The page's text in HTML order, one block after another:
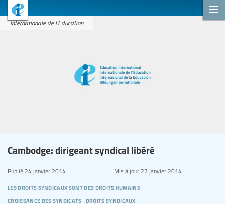
Internationale de l'Education
Cambodge: dirigeant syndical libéré
les droits syndicaux sont des droits humains
croissance des syndicats droits syndicaux
Publié 24 janvier 2014 Mis à jour27 janvier 2014